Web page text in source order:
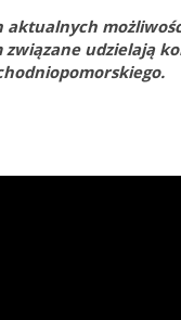
aktualnych
udzielają